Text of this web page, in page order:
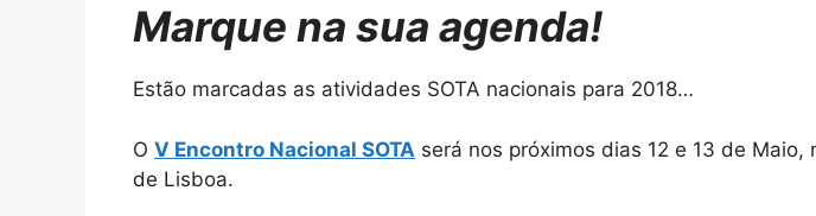
Marque na sua agenda!
Estão marcadas as atividades SOTA nacionais para 2018…
O V Encontro Nacional SOTA será nos próximos dias 12 e 13 de Maio,
de Lisboa.